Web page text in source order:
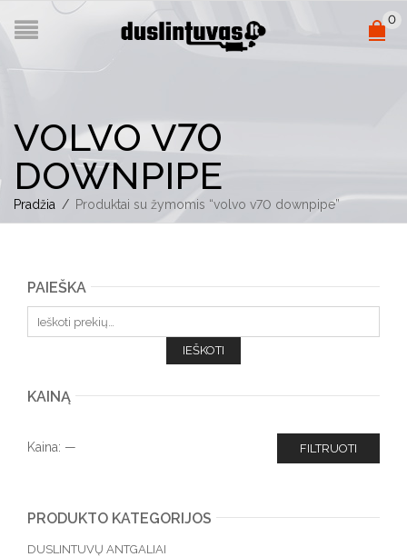
0
VOLVO V70
DOWNPIPE
Pradžia / Produktai su žymomis “volvo v70 downpipe”
PAIEŠKA
IEŠKOTI
KAINĄ
FILTRUOTI
Kaina: —
PRODUKTO KATEGORIJOS
DUSLINTUVŲ ANTGALIAI